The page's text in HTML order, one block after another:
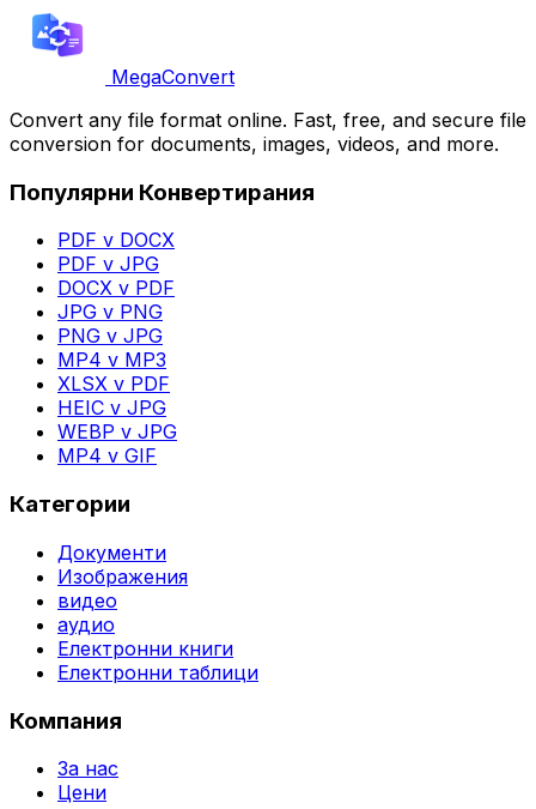
MegaConvert
Convert any file format online. Fast, free, and secure file
conversion for documents, images, videos, and more.
Популярни Конвертирания
PDF v DOCX
PDF v JPG
DOCX v PDF
JPG v PNG
PNG v JPG
MP4 v MP3
XLSX v PDF
HEIC v JPG
WEBP v JPG
MP4 v GIF
Категории
Документи
Изображения
видео
аудио
Електронни книги
Електронни таблици
Компания
За нас
Цени